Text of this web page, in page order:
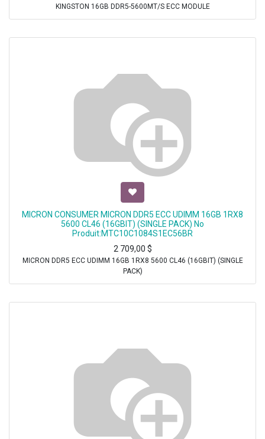
KINGSTON 16GB DDR5-5600MT/S ECC MODULE
MICRON CONSUMER MICRON DDR5 ECC UDIMM 16GB 1RX8
5600 CL46 (16GBIT) (SINGLE PACK) No
Produit:MTC10C1084S1EC56BR
2 709,00 $
MICRON DDR5 ECC UDIMM 16GB 1RX8 5600 CL46 (16GBIT) (SINGLE
PACK)